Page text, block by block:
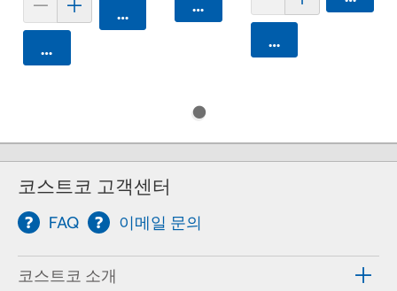
카트에 담기
카트에 담기 카트에 담기
카트에 담기
코스트코 고객센터
FAQ 이메일 문의
코스트코 소개